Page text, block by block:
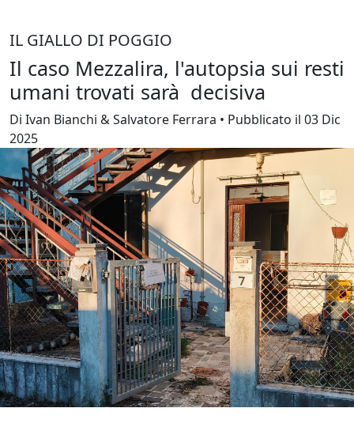
IL GIALLO DI POGGIO
Il caso Mezzalira, l'autopsia sui resti
umani trovati sarà decisiva
Di Ivan Bianchi & Salvatore Ferrara • Pubblicato il 03 Dic
2025